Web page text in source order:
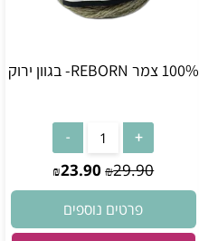
100% צמר REBORN- בגוון ירוק
₪29.90
₪23.90
פרטים נוספים